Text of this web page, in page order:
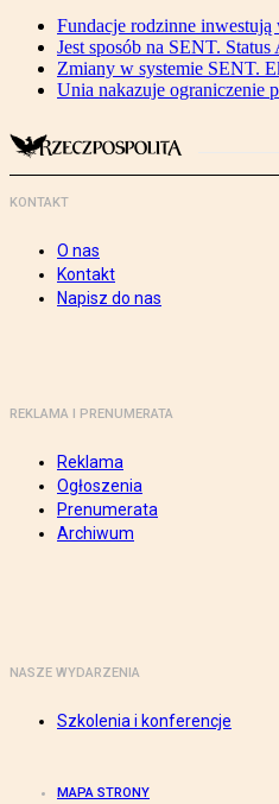
Fundacje rodzinne
Jest sposób na SENT.
Zmiany w systemie SENT.
Unia nakazuje ograniczenie
KONTAKT
O nas
Kontakt
Napisz do nas
REKLAMA I PRENUMERATA
Reklama
Ogłoszenia
Prenumerata
Archiwum
NASZE WYDARZENIA
Szkolenia i konferencje
MAPA STRONY